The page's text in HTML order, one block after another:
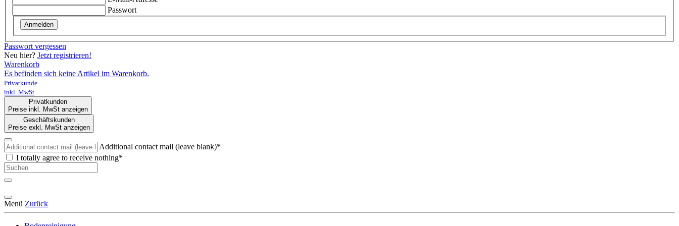
Passwort
Anmelden
Passwort vergessen
Neu hier? Jetzt registrieren!
Warenkorb
Es befinden sich keine Artikel im Warenkorb.
Privatkunde
inkl. MwSt
Privatkunden
Preise inkl. MwSt anzeigen
Geschäftskunden
Preise exkl. MwSt anzeigen
Additional contact mail (leave blank)*
I totally agree to receive nothing*
Menü Zurück